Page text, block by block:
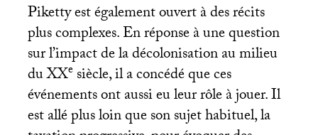
Piketty est également ouvert à des récits
plus complexes. En réponse à une question
sur l’impact de la décolonisation au milieu
duXXesiècle, il a concédé que ces
événements ont aussi eu leur rôle à jouer. Il
est allé plus loin que son sujet habituel, la